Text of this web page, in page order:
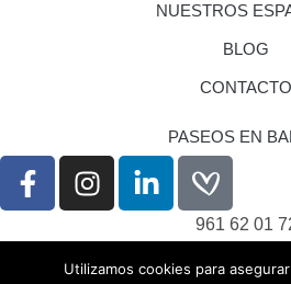
NUESTROS
BLOG
CONTACTO
PASEOS EN
961 62 01
Utilizamos cookies para